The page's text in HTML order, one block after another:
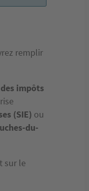
remplir
impôts
(SIE) ou
du-
sur le